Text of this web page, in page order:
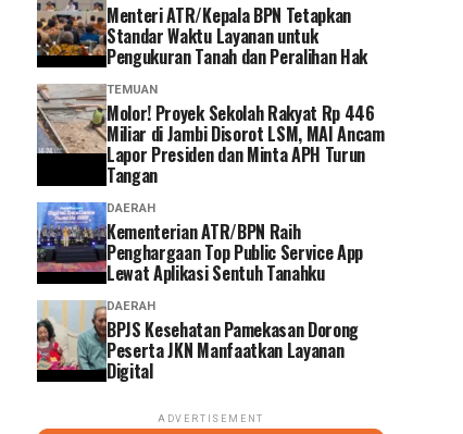
Menteri ATR/Kepala BPN Tetapkan
Standar Waktu Layanan untuk
Pengukuran Tanah dan Peralihan Hak
TEMUAN
Molor! Proyek Sekolah Rakyat Rp 446
Miliar di Jambi Disorot LSM, MAI Ancam
Lapor Presiden dan Minta APH Turun
Tangan
DAERAH
Kementerian ATR/BPN Raih
Penghargaan Top Public Service App
Lewat Aplikasi Sentuh Tanahku
DAERAH
BPJS Kesehatan Pamekasan Dorong
Peserta JKN Manfaatkan Layanan
Digital
ADVERTISEMENT